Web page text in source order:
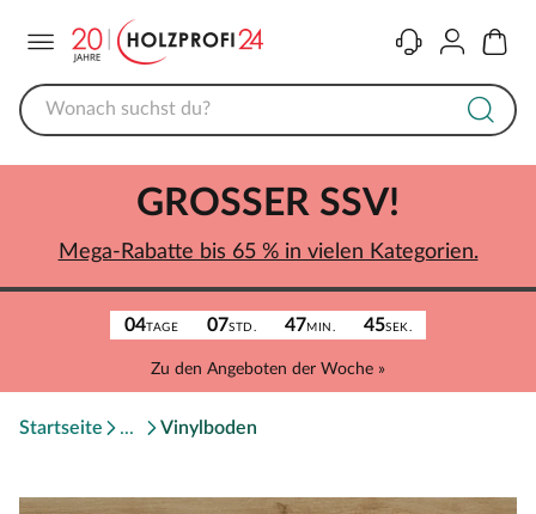
KontaktKonto
04TAGE 07STD. 47MIN. 45SEK.
Zu den Angeboten der Woche »
GROSSER SSV!
Mega-Rabatte bis 65 % in vielen Kategorien.
Startseite Vinylboden